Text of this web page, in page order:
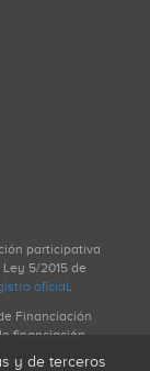
participativa
5/2015 de
oficial.
Financiación
financiación
y de terceros